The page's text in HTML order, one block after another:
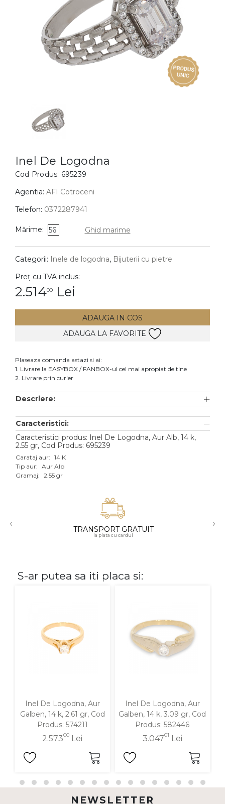
BIJUTERII COPII
Cercei
Bratari
Coliere
Lanturi
Pandantive
DIAMANTE Vezi toate
Cercei
Accesorii
Aur alb
Aur roz
Aur mixt
18K
Inel De Logodna
Cod Produs: 695239
Agentia: AFI Cotroceni
Telefon: 0372287941
Mărime: 56 Ghid marime
Categorii: Inele de logodna, Bijuterii cu pietre
Preț cu TVA inclus:
2.51400 Lei
ADAUGA IN COS
ADAUGA LA FAVORITE
Plaseaza comanda astazi si ai:
1. Livrare la EASYBOX / FANBOX-ul cel mai apropiat de tine
2. Livrare prin curier
Descriere:
Caracteristici:
Caracteristici produs: Inel De Logodna, Aur Alb, 14 k,
2.55 gr, Cod Produs: 695239
Carataj aur: 14 K
Tip aur: Aur Alb
Gramaj: 2.55 gr
‹ TRANSPORT GRATUIT
la plata cu cardul
›
S-ar putea sa iti placa si:
Inel De Logodna, Aur
Galben, 14 k, 2.61 gr, Cod
Produs: 574211
2.57300 Lei
Inel De Logodna, Aur
Galben, 14 k, 3.09 gr, Cod
Produs: 582446
3.04701 Lei
NEWSLETTER